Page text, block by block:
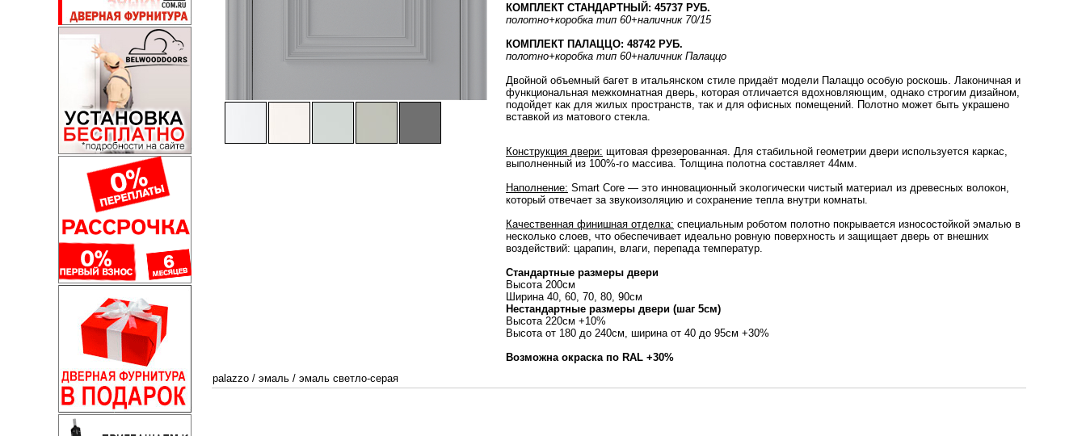
КОМПЛЕКТ СТАНДАРТНЫЙ: 45737 РУБ.
полотно+коробка тип 60+наличник 70/15
КОМПЛЕКТ ПАЛАЦЦО: 48742 РУБ.
полотно+коробка тип 60+наличник Палаццо
Двойной объемный багет в итальянском стиле придаёт модели Палаццо особую роскошь. Лаконичная и
функциональная межкомнатная дверь, которая отличается вдохновляющим, однако строгим дизайном,
подойдет как для жилых пространств, так и для офисных помещений. Полотно может быть украшено
вставкой из матового стекла.
Конструкция двери: щитовая фрезерованная. Для стабильной геометрии двери используется каркас,
выполненный из 100%-го массива. Толщина полотна составляет 44мм.
Наполнение: Smart Core — это инновационный экологически чистый материал из древесных волокон,
который отвечает за звукоизоляцию и сохранение тепла внутри комнаты.
Качественная финишная отделка: специальным роботом полотно покрывается износостойкой эмалью в
несколько слоев, что обеспечивает идеально ровную поверхность и защищает дверь от внешних
воздействий: царапин, влаги, перепада температур.
Стандартные размеры двери
Высота 200см
Ширина 40, 60, 70, 80, 90см
Нестандартные размеры двери (шаг 5см)
Высота 220см +10%
Высота от 180 до 240см, ширина от 40 до 95см +30%
Возможна окраска по RAL +30%
palazzo / эмаль / эмаль светло-серая